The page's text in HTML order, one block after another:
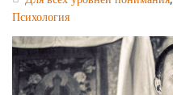
Психология